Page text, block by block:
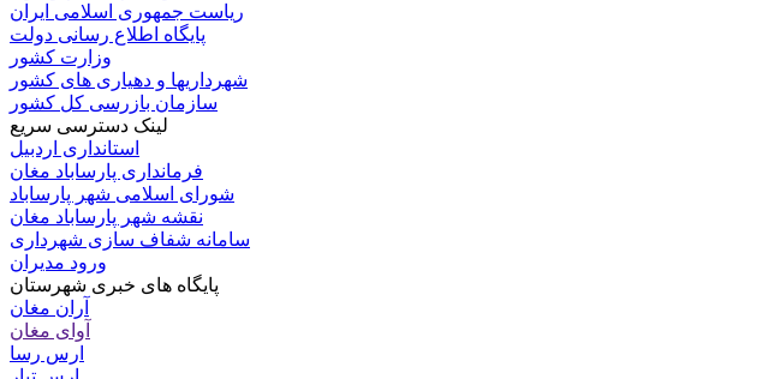
ریاست جمهوری اسلامی ایران
پایگاه اطلاع رسانی دولت
وزارت کشور
شهرداریها و دهیاری های کشور
سازمان بازرسی کل کشور
لینک دسترسی سریع
استانداری اردبیل
فرمانداری پارساباد مغان
شورای اسلامی شهر پارساباد
نقشه شهر پارساباد مغان
سامانه شفاف سازی شهرداری
ورود مدیران
پایگاه های خبری شهرستان
آران مغان
آوای مغان
ارس رسا